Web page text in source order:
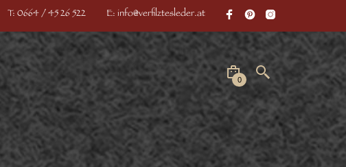
T: 0664 / 45 26 522 E: info@verfilztesleder.at
0